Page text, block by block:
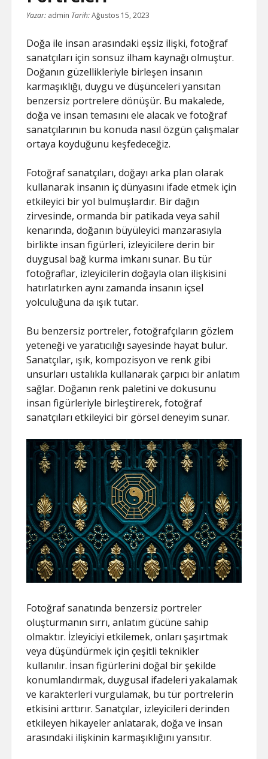
Yazar: admin Tarih:Ağustos 15, 2023
Doğa ile insan arasındaki eşsiz ilişki, fotoğraf
sanatçıları için sonsuz ilham kaynağı olmuştur.
Doğanın güzellikleriyle birleşen insanın
karmaşıklığı, duygu ve düşünceleri yansıtan
benzersiz portrelere dönüşür. Bu makalede,
doğa ve insan temasını ele alacak ve fotoğraf
sanatçılarının bu konuda nasıl özgün çalışmalar
ortaya koyduğunu keşfedeceğiz.
Fotoğraf sanatçıları, doğayı arka plan olarak
kullanarak insanın iç dünyasını ifade etmek için
etkileyici bir yol bulmuşlardır. Bir dağın
zirvesinde, ormanda bir patikada veya sahil
kenarında, doğanın büyüleyici manzarasıyla
birlikte insan figürleri, izleyicilere derin bir
duygusal bağ kurma imkanı sunar. Bu tür
fotoğraflar, izleyicilerin doğayla olan ilişkisini
hatırlatırken aynı zamanda insanın içsel
yolculuğuna da ışık tutar.
Bu benzersiz portreler, fotoğrafçıların gözlem
yeteneği ve yaratıcılığı sayesinde hayat bulur.
Sanatçılar, ışık, kompozisyon ve renk gibi
unsurları ustalıkla kullanarak çarpıcı bir anlatım
sağlar. Doğanın renk paletini ve dokusunu
insan figürleriyle birleştirerek, fotoğraf
sanatçıları etkileyici bir görsel deneyim sunar.
Fotoğraf sanatında benzersiz portreler
oluşturmanın sırrı, anlatım gücüne sahip
olmaktır. İzleyiciyi etkilemek, onları şaşırtmak
veya düşündürmek için çeşitli teknikler
kullanılır. İnsan figürlerini doğal bir şekilde
konumlandırmak, duygusal ifadeleri yakalamak
ve karakterleri vurgulamak, bu tür portrelerin
etkisini arttırır. Sanatçılar, izleyicileri derinden
etkileyen hikayeler anlatarak, doğa ve insan
arasındaki ilişkinin karmaşıklığını yansıtır.